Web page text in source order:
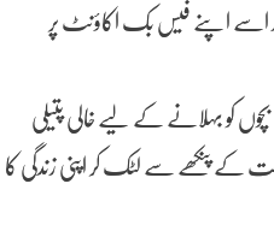
اسے اپنے فیس بک اکاؤنٹ پر
کو بہلانے کے لیے خالی پتیلی
چھت کے پنکھے سے لٹک کر اپنی زندگی کا